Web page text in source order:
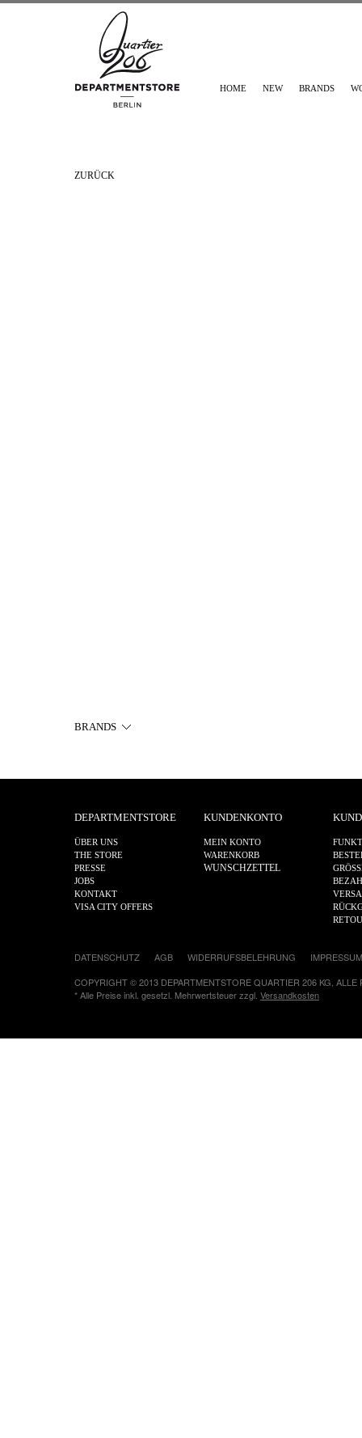
HOME NEW BRANDS
ZURÜCK
BRANDS
DEPARTMENTSTORE
ÜBER UNS
THE STORE
PRESSE
JOBS
KONTAKT
VISA CITY OFFERS
KUNDENKONTO
MEIN KONTO
WARENKORB
WUNSCHZETTEL
DATENSCHUTZ AGB WIDERRUFSBELEHRUNG
IMPRESSUM
COPYRIGHT © 2013 DEPARTMENTSTORE QUARTIER 206 KG, ALLE
* Alle Preise inkl. gesetzl. Mehrwertsteuer zzgl. Versandkosten